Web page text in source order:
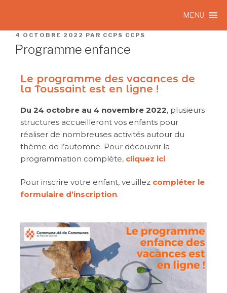
MENU
4 OCTOBRE 2022 PAR CCPS CCPS
Programme enfance
Le programme des vacances de
la Toussaint est en ligne !
Du 24 octobre au 4 novembre 2022, plusieurs
structures accueilleront vos enfants pour
réaliser de nombreuses activités autour du
thème de l’automne. Pour découvrir la
programmation complète, cliquez ici.
Pour inscrire votre enfant, veuillez compléter le
formulaire d’inscription.